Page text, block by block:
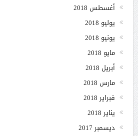
أغسطس 2018
يوليو 2018
يونيو 2018
مايو 2018
أبريل 2018
مارس 2018
فبراير 2018
يناير 2018
ديسمبر 2017